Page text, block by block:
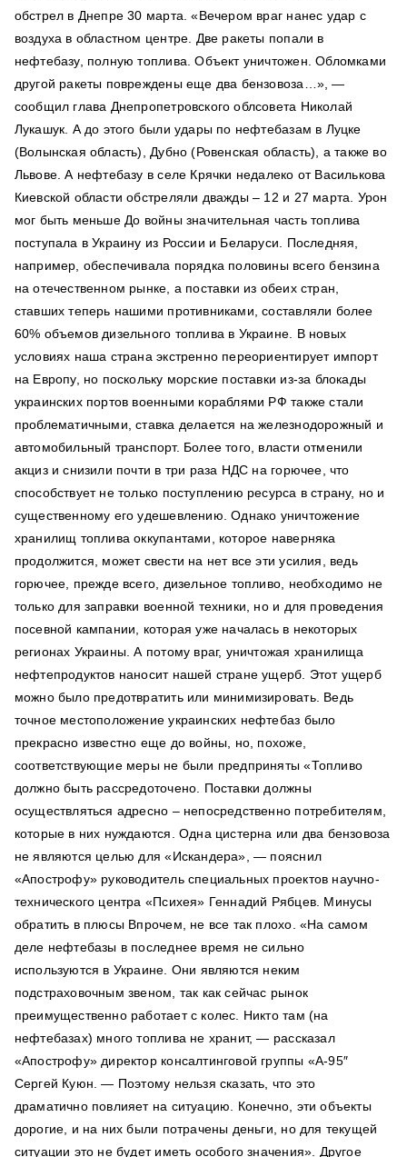
обстрел в Днепре 30 марта. «Вечером враг нанес удар с
воздуха в областном центре. Две ракеты попали в
нефтебазу, полную топлива. Объект уничтожен. Обломками
другой ракеты повреждены еще два бензовоза…», —
сообщил глава Днепропетровского облсовета Николай
Лукашук. А до этого были удары по нефтебазам в Луцке
(Волынская область), Дубно (Ровенская область), а также во
Львове. А нефтебазу в селе Крячки недалеко от Василькова
Киевской области обстреляли дважды – 12 и 27 марта. Урон
мог быть меньше До войны значительная часть топлива
поступала в Украину из России и Беларуси. Последняя,
например, обеспечивала порядка половины всего бензина
на отечественном рынке, а поставки из обеих стран,
ставших теперь нашими противниками, составляли более
60% объемов дизельного топлива в Украине. В новых
условиях наша страна экстренно переориентирует импорт
на Европу, но поскольку морские поставки из-за блокады
украинских портов военными кораблями РФ также стали
проблематичными, ставка делается на железнодорожный и
автомобильный транспорт. Более того, власти отменили
акциз и снизили почти в три раза НДС на горючее, что
способствует не только поступлению ресурса в страну, но и
существенному его удешевлению. Однако уничтожение
хранилищ топлива оккупантами, которое наверняка
продолжится, может свести на нет все эти усилия, ведь
горючее, прежде всего, дизельное топливо, необходимо не
только для заправки военной техники, но и для проведения
посевной кампании, которая уже началась в некоторых
регионах Украины. А потому враг, уничтожая хранилища
нефтепродуктов наносит нашей стране ущерб. Этот ущерб
можно было предотвратить или минимизировать. Ведь
точное местоположение украинских нефтебаз было
прекрасно известно еще до войны, но, похоже,
соответствующие меры не были предприняты «Топливо
должно быть рассредоточено. Поставки должны
осуществляться адресно – непосредственно потребителям,
которые в них нуждаются. Одна цистерна или два бензовоза
не являются целью для «Искандера», — пояснил
«Апострофу» руководитель специальных проектов научно-
технического центра «Психея» Геннадий Рябцев. Минусы
обратить в плюсы Впрочем, не все так плохо. «На самом
деле нефтебазы в последнее время не сильно
используются в Украине. Они являются неким
подстраховочным звеном, так как сейчас рынок
преимущественно работает с колес. Никто там (на
нефтебазах) много топлива не хранит, — рассказал
«Апострофу» директор консалтинговой группы «А-95″
Сергей Куюн. — Поэтому нельзя сказать, что это
драматично повлияет на ситуацию. Конечно, эти объекты
дорогие, и на них были потрачены деньги, но для текущей
ситуации это не будет иметь особого значения». Другое